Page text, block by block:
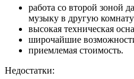
работа со второй зоной
музыку в другую
высокая техническая
широчайшие
приемлемая стоимость.
Недостатки: